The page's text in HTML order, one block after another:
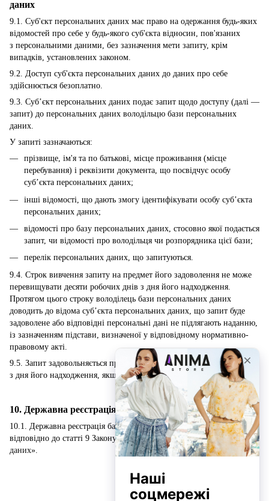
даних
9.1. Суб'єкт персональних даних має право на одержання будь-яких
відомостей про себе у будь-якого суб'єкта відносин, пов'язаних
з персональними даними, без зазначення мети запиту, крім
випадків, установлених законом.
9.2. Доступ суб'єкта персональних даних до даних про себе
здійснюється безоплатно.
9.3. Суб’єкт персональних даних подає запит щодо доступу (далі —
запит) до персональних даних володільцю бази персональних
даних.
У запиті зазначаються:
прізвище, ім'я та по батькові, місце проживання (місце
перебування) і реквізити документа, що посвідчує особу
суб’єкта персональних даних;
інші відомості, що дають змогу ідентифікувати особу суб’єкта
персональних даних;
відомості про базу персональних даних, стосовно якої подається
запит, чи відомості про володільця чи розпорядника цієї бази;
перелік персональних даних, що запитуються.
9.4. Строк вивчення запиту на предмет його задоволення не може
перевищувати десяти робочих днів з дня його надходження.
Протягом цього строку володілець бази персональних даних
доводить до відома суб’єкта персональних даних, що запит буде
задоволене або відповідні персональні дані не підлягають наданню,
із зазначенням підстави, визначеної у відповідному нормативно-
правовому акті.
9.5. Запит задовольняється протягом тридцяти календарних днів
з дня його надходження, якщо інше не передбачено законом.
10. Державна реєстрація бази персональних даних
10.1. Державна реєстрація баз персональних даних здійснюється
відповідно до статті 9 Закону України «Про захист персональних
даних».